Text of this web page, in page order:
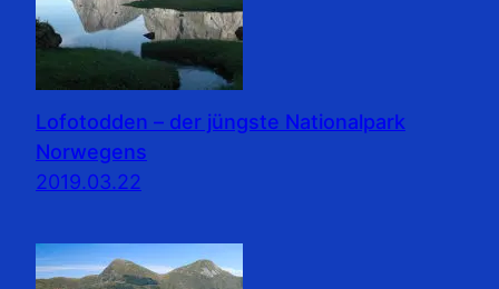
Lofotodden – der jüngste Nationalpark
Norwegens
2019.03.22